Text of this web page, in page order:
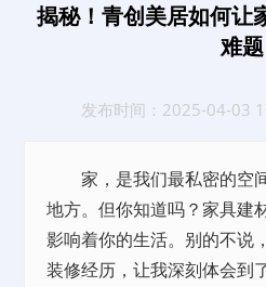
揭秘！青创美居如何让
难题
发布时间：2025-04-03
家，是我们最私密的空
地方。但你知道吗？家具建
影响着你的生活。别的不说
装修经历，让我深刻体会到